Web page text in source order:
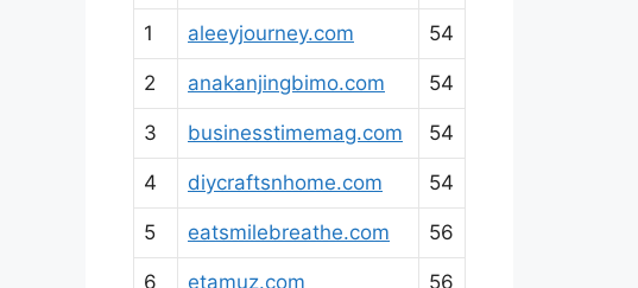
1 aleeyjourney.com 54
2 anakanjingbimo.com 54
3 businesstimemag.com 54
4 diycraftsnhome.com 54
5 eatsmilebreathe.com 56
6 etamuz.com 56